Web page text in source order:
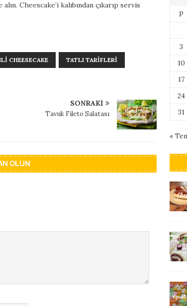
Cheescake’i kalıbından çıkarıp servis
CHEESECAKE TATLI TARIFLERI
SONRAKI
Tavuk Fileto Salatası
OLUN
P
3
10
17
24
31
«